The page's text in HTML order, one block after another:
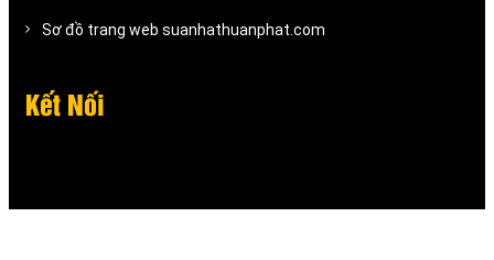
Sơ đồ trang web suanhathuanphat.com
Kết Nối